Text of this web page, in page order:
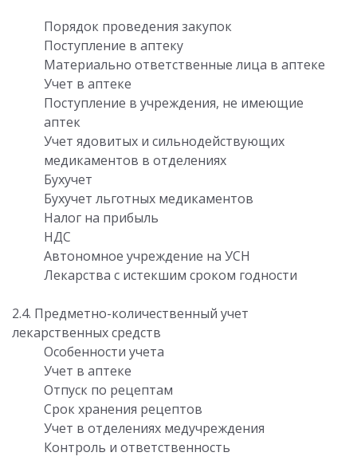
Порядок проведения закупок
Поступление в аптеку
Материально ответственные лица в аптеке
Учет в аптеке
Поступление в учреждения, не имеющие
аптек
Учет ядовитых и сильнодействующих
медикаментов в отделениях
Бухучет
Бухучет льготных медикаментов
Налог на прибыль
НДС
Автономное учреждение на УСН
Лекарства с истекшим сроком годности
2.4. Предметно-количественный учет
лекарственных средств
Особенности учета
Учет в аптеке
Отпуск по рецептам
Срок хранения рецептов
Учет в отделениях медучреждения
Контроль и ответственность